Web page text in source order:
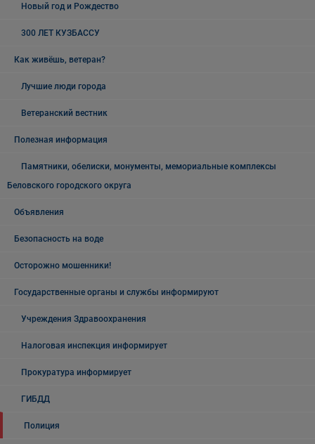
Новый год и Рождество
300 ЛЕТ КУЗБАССУ
Как живёшь, ветеран?
Лучшие люди города
Ветеранский вестник
Полезная информация
Памятники, обелиски, монументы, мемориальные комплексы
Беловского городского округа
Объявления
Безопасность на воде
Осторожно мошенники!
Государственные органы и службы информируют
Учреждения Здравоохранения
Налоговая инспекция информирует
Прокуратура информирует
ГИБДД
Полиция